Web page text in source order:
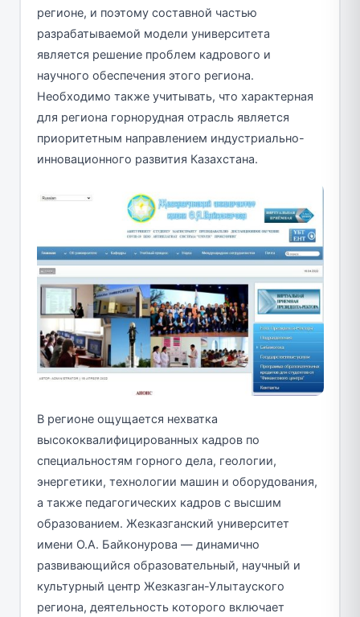
регионе, и поэтому составной частью
разрабатываемой модели университета
является решение проблем кадрового и
научного обеспечения этого региона.
Необходимо также учитывать, что характерная
для региона горнорудная отрасль является
приоритетным направлением индустриально-
инновационного развития Казахстана.
В регионе ощущается нехватка
высококвалифицированных кадров по
специальностям горного дела, геологии,
энергетики, технологии машин и оборудования,
а также педагогических кадров с высшим
образованием. Жезказганский университет
имени О.А. Байконурова — динамично
развивающийся образовательный, научный и
культурный центр Жезказган-Улытауского
региона, деятельность которого включает